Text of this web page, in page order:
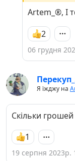
Artem_®, І
2
06 грудня
Я їжджу на
Скільки
1
19 серпня 2023р.